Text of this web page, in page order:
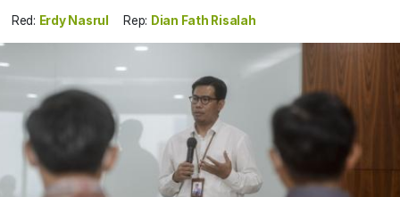
Red: Erdy Nasrul Rep: Dian Fath Risalah